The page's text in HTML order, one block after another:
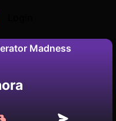
Madness